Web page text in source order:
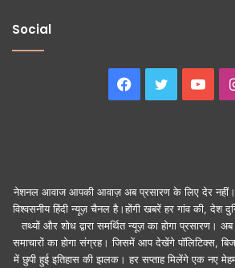
Social
Facebook
Twitter
नेशनल आवाज आपकी आवाज़ अब प्रसारण के लिए देर
विश्वसनीय हिंदी न्यूज़ चैनल है।होंगी खबरें हर गांव की, देश
तथ्यों और शोध द्वारा समर्थित न्यूज़ का होगा प्रसारण।
समाचारों का होगा संग्रह। जिसमें आप देखेंगे पॉलिटिक्स,
में छुपी हुई इतिहास की झलक। हर सप्ताह मिलेंगे एक नए